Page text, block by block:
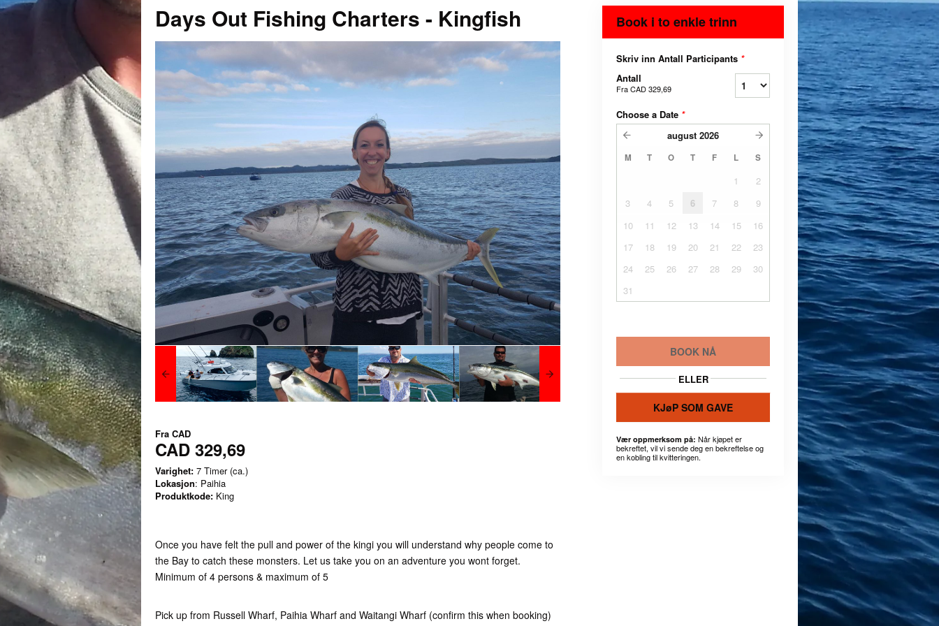
Days Out Fishing Charters - Kingfish
Fra CAD
CAD 329,69
Varighet: 7 Timer (ca.)
Lokasjon: Paihia
Produktkode: King
Once you have felt the pull and power of the kingi you will understand why people come to
the Bay to catch these monsters. Let us take you on an adventure you wont forget.
Minimum of 4 persons & maximum of 5
Pick up from Russell Wharf, Paihia Wharf and Waitangi Wharf (confirm this when booking)
Book i to enkle trinn
Skriv inn Antall Participants *
Antall
FraCAD 329,69
Choose a Date *
august 2026
M T O T F L S
1
2
3
4 5 6 7 8
9
10
11 12 13 14 15
16
17
18 19 20 21 22
23
24
25 26 27 28 29
30
31
BOOK NÅ
ELLER
KJøP SOM GAVE
Vær oppmerksom på: Når kjøpet er
bekreftet, vil vi sende deg en bekreftelse og
en kobling til kvitteringen.